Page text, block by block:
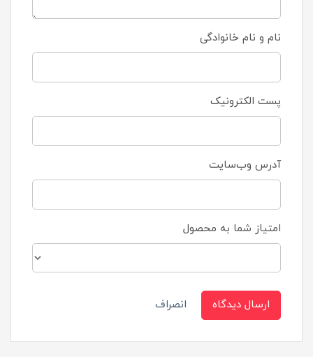
نام و نام خانوادگی
پست الکترونیک
آدرس وب‌سایت
امتیاز شما به محصول
ارسال دیدگاه انصراف